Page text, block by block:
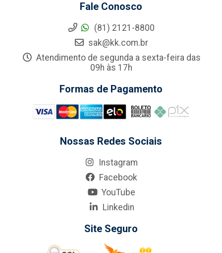
Fale Conosco
(81) 2121-8800
sak@kk.com.br
Atendimento de segunda a sexta-feira das
09h às 17h
Formas de Pagamento
Nossas Redes Sociais
Instagram
Facebook
YouTube
Linkedin
Site Seguro